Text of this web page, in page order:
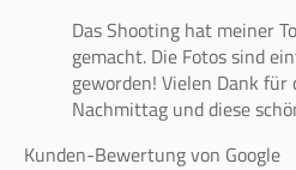
Das Shooting hat meiner
gemacht. Die Fotos sind
geworden! Vielen Dank für
Nachmittag und diese
Kunden-Bewertung von Google